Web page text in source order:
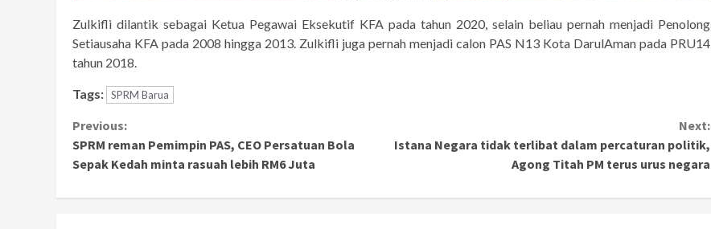
Zulkifli dilantik sebagai Ketua Pegawai Eksekutif KFA pada tahun 2020, selain beliau pernah menjadi Penolong
Setiausaha KFA pada 2008 hingga 2013. Zulkifli juga pernah menjadi calon PAS N13 Kota DarulAman pada PRU14
tahun 2018.
Tags: SPRM Barua
Continue
Reading
Previous:
SPRM reman Pemimpin PAS, CEO Persatuan Bola
Sepak Kedah minta rasuah lebih RM6 Juta
Next:
Istana Negara tidak terlibat dalam percaturan politik,
Agong Titah PM terus urus negara